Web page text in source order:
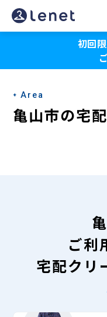
亀
山
の
宅
配
初回
Area
亀山市の宅
ご利
宅配クリ